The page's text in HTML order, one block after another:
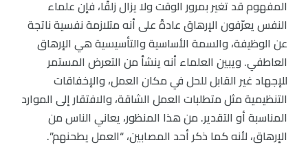
المفهوم قد تغير بمرور الوقت ولا يزال زلقًا، فإن علماء
النفس يعرّفون الإرهاق عادةً على أنه متلازمة نفسية ناتجة
عن الوظيفة، والسمة الأساسية والتأسيسية هي الإرهاق
العاطفي. ويبين العلماء أنه ينشأ من التعرض المستمر
للإجهاد غير القابل للحل في مكان العمل، والإخفاقات
التنظيمية مثل متطلبات العمل الشاقة، والافتقار إلى الموارد
المناسبة أو التقدير. من هذا المنظور، يعاني الناس من
الإرهاق، لأنه كما ذكر أحد المصابين، “العمل يطحنهم”.